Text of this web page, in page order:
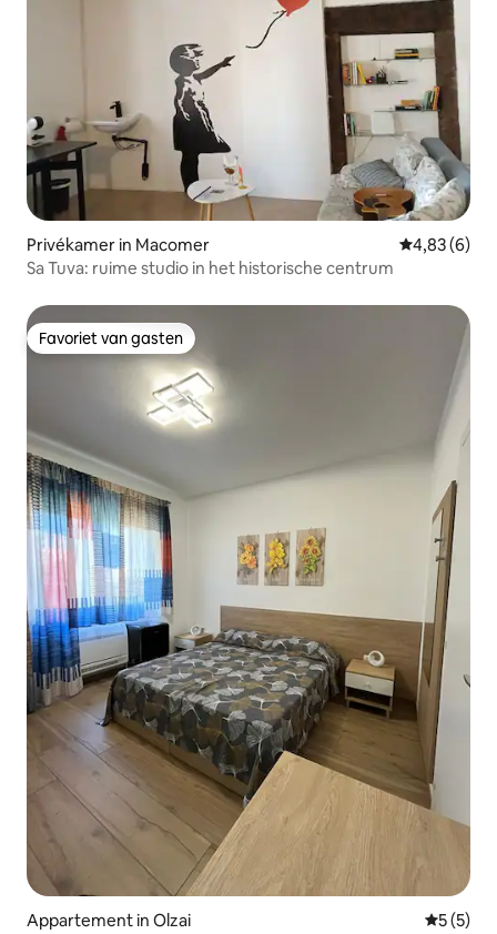
Privékamer in Macomer Gemiddelde
4,83 (6)
Sa Tuva: ruime studio in het historische centrum
Favoriet van gasten
Favoriet van gasten
Appartement in Olzai
5 (5)